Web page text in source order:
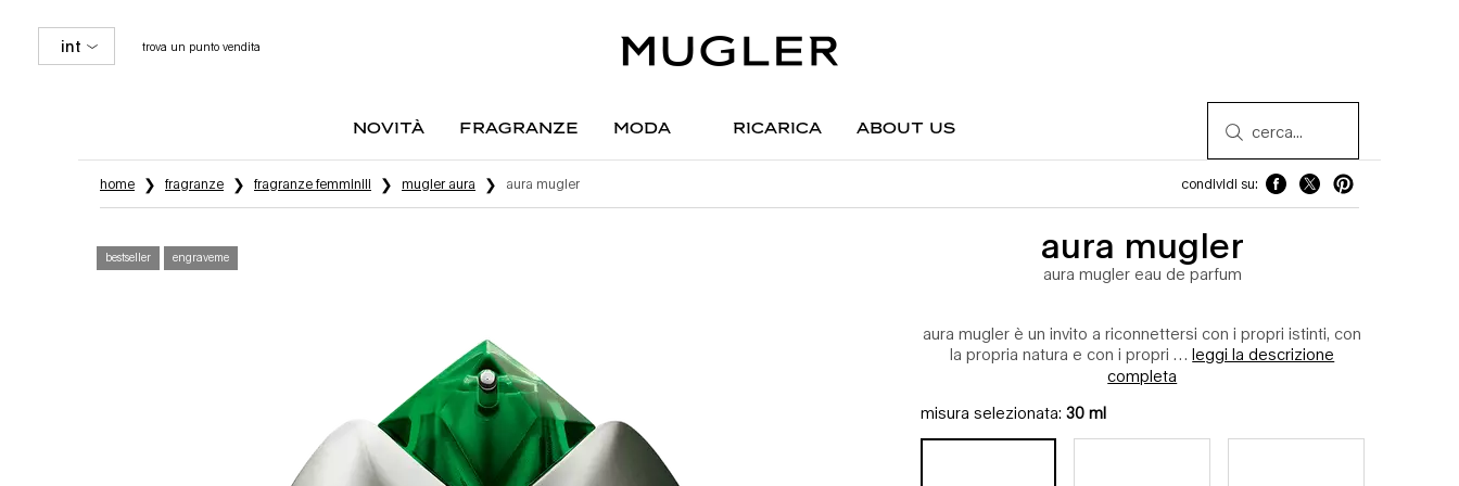
int trova un punto vendita
novità fragranze moda ricarica about us cerca...
home
fragranze fragranze femminili mugler aura aura mugler condividi su: condividi su: facebook
condividi su: twitter
condividi su:
aura mugler
aura mugler eau de parfum
aura mugler è un invito a riconnettersi con i propri istinti, con
la propria natura e con i propri …leggi la descrizione
completa
bestseller engraveme
misura selezionata: 30 ml